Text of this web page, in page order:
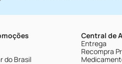
do Brasil
Central de
Entrega
Recompra